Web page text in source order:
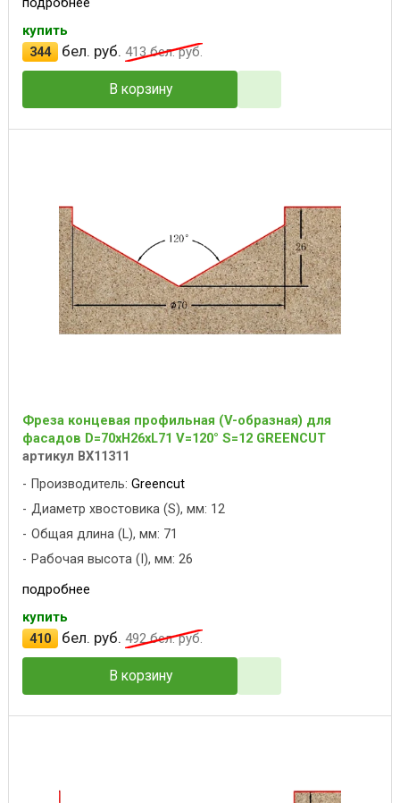
купить
344
бел. руб. 413бел. руб.
В корзину
Фреза концевая профильная (V-образная) для
фасадов D=70xH26xL71 V=120° S=12 GREENCUT
артикул BX11311
Производитель: Greencut
Диаметр хвостовика (S), мм: 12
Общая длина (L), мм: 71
Рабочая высота (I), мм: 26
подробнее
купить
410
бел. руб. 492бел. руб.
В корзину